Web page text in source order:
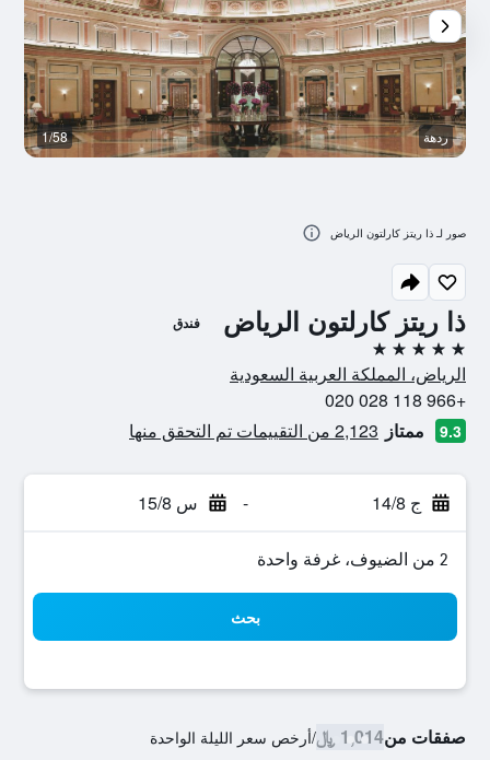
ذا ريتز كارلتون الرياض فندق
5 نجوم
الرياض، المملكة العربية السعودية
+966 118 028 020
9.3 ممتاز 2,123 من التقييمات تم التحقق منها
ج 14/8 - س 15/8
2 من الضيوف، غرفة واحدة
بحث
صفقات من1,014 ﷼ /أرخص سعر الليلة الواحدة
ردهة 1/58
صور لـ ذا ريتز كارلتون الرياض